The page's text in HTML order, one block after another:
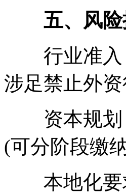
五、风险
行业准入
涉足禁止外资
资本规划
(可分阶段缴纳
本地化要